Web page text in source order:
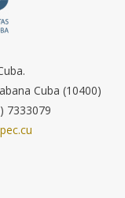
Cuba (10400)
7333079